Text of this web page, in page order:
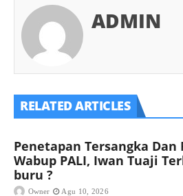
ADMIN
RELATED ARTICLES
Penetapan Tersangka Dan
Wabup PALI, Iwan Tuaji
buru ?
Owner Agu 10, 2026